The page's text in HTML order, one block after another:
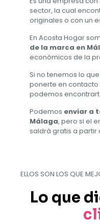
sector, la cual
originales o con un
En Acosta Hogar
de la marca en
económicos de la
Si no tenemos lo
ponerte en contacto
podemos
Podemos enviar a
Málaga, pero si el
saldrá gratis a partir
ELLOS SON LOS QUE
Lo que